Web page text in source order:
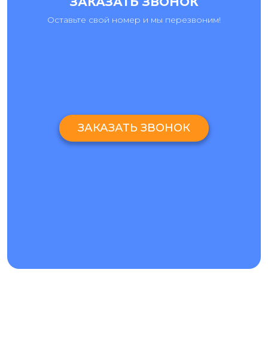
Оставьте свой номер и мы перезвоним!
ЗАКАЗАТЬ ЗВОНОК